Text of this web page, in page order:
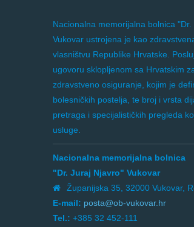
Nacionalna memorijalna bolnica
Vukovar ustrojena je kao
vlasništvu Republike Hrvatske.
ugovoru sklopljenom sa Hrvatskim
zdravstveno osiguranje, kojim je
bolesničkih postelja, te broj i vrsta
pretraga i specijalističkih pregleda
usluge.
Nacionalna memorijalna bolnica
"Dr. Juraj Njavro" Vukovar
Županijska 35, 32000 Vukovar,
E-mail: posta@ob-vukovar.hr
Tel.: +385 32 452-111